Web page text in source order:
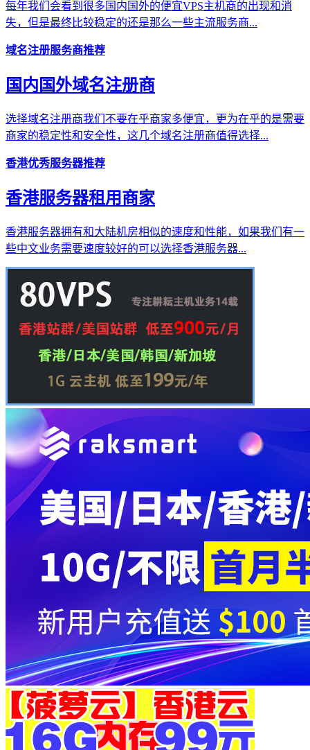
每年我们会看到很多国内国外的便宜VPS主机商的出现和消
失，但是最终比较稳定的还是那么一些主流服务商...
域名注册服务商推荐
国内国外域名注册商
选择域名注册商我们不要在乎商家多便宜，更为在乎的是需要
商家的稳定性和安全性，这几个域名注册商值得选择...
香港优秀服务器推荐
香港服务器租用商家
香港服务器拥有和大陆机房相似的速度和性能，如果我们有一
些中文业务需要速度较好的可以选择香港服务器...